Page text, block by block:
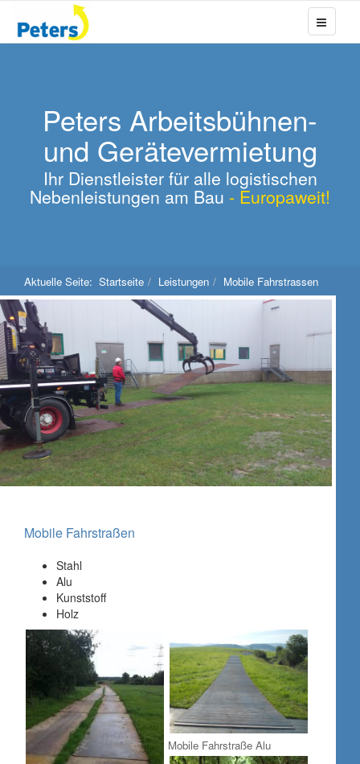
Peters Arbeitsbühnen-
und Gerätevermietung
Ihr Dienstleister für alle logistischen
Nebenleistungen am Bau - Europaweit!
Aktuelle Seite: Startseite Leistungen Mobile Fahrstrassen
Mobile Fahrstraßen
Stahl
Alu
Kunststoff
Holz
Mobile Fahrstraße Alu